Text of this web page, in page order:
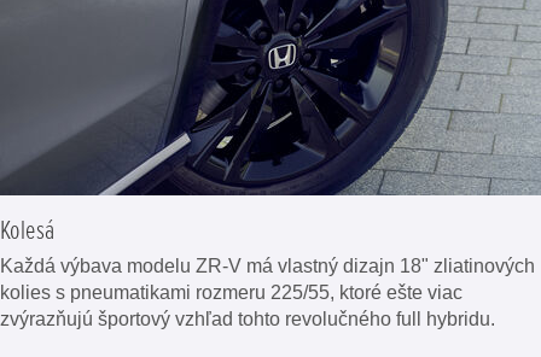
Kolesá
Každá výbava modelu ZR-V má vlastný dizajn 18" zliatinových
kolies s pneumatikami rozmeru 225/55, ktoré ešte viac
zvýrazňujú športový vzhľad tohto revolučného full hybridu.